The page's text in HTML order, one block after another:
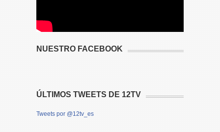
NUESTRO FACEBOOK
ÚLTIMOS TWEETS DE 12TV
Tweets por @12tv_es